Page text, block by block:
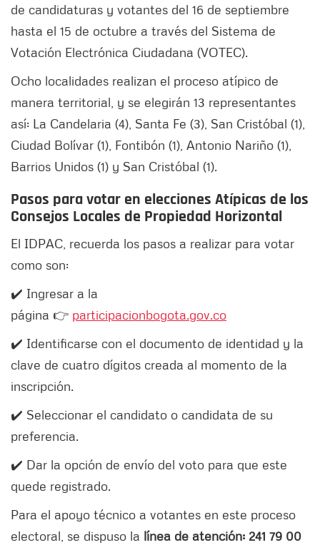
de candidaturas y votantes del 16 de septiembre
hasta el 15 de octubre a través del Sistema de
Votación Electrónica Ciudadana (VOTEC).
Ocho localidades realizan el proceso atípico de
manera territorial, y se elegirán 13 representantes
así: La Candelaria (4), Santa Fe (3), San Cristóbal (1),
Ciudad Bolívar (1), Fontibón (1), Antonio Nariño (1),
Barrios Unidos (1) y San Cristóbal (1).
Pasos para votar en elecciones Atípicas de los
Consejos Locales de Propiedad Horizontal
El IDPAC, recuerda los pasos a realizar para votar
como son:
✔️ Ingresar a la
página 👉 participacionbogota.gov.co
✔️ Identificarse con el documento de identidad y la
clave de cuatro dígitos creada al momento de la
inscripción.
✔️ Seleccionar el candidato o candidata de su
preferencia.
✔️ Dar la opción de envío del voto para que este
quede registrado.
Para el apoyo técnico a votantes en este proceso
electoral, se dispuso la línea de atención: 241 79 00